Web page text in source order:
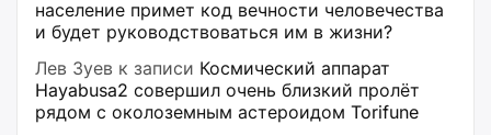
население примет код вечности человечества
и будет руководствоваться им в жизни?
Лев Зуев к записи Космический аппарат
Hayabusa2 совершил очень близкий пролёт
рядом с околоземным астероидом Torifune